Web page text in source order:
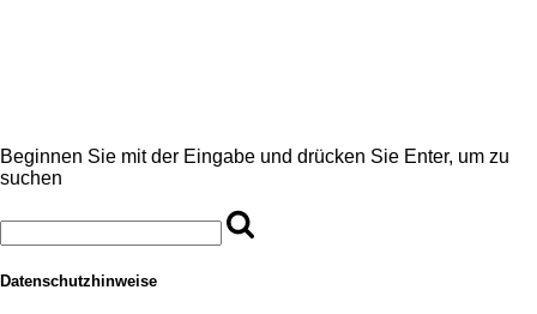
Beginnen Sie mit der Eingabe und drücken Sie Enter, um zu
suchen
Datenschutzhinweise